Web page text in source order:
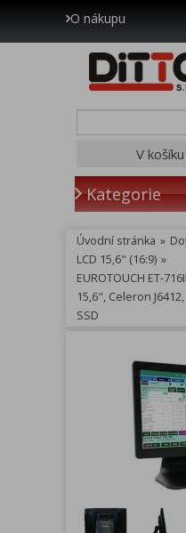
O nákupu
V
Kategorie
Úvodní stránka »
LCD 15,6" (16:9) »
EUROTOUCH ET-
15,6", Celeron
SSD